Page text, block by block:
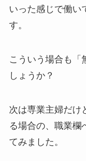
いった感じで働い
す。
こういう場合も「
しょうか？
次は専業主婦だけ
る場合の、職業欄
てみました。